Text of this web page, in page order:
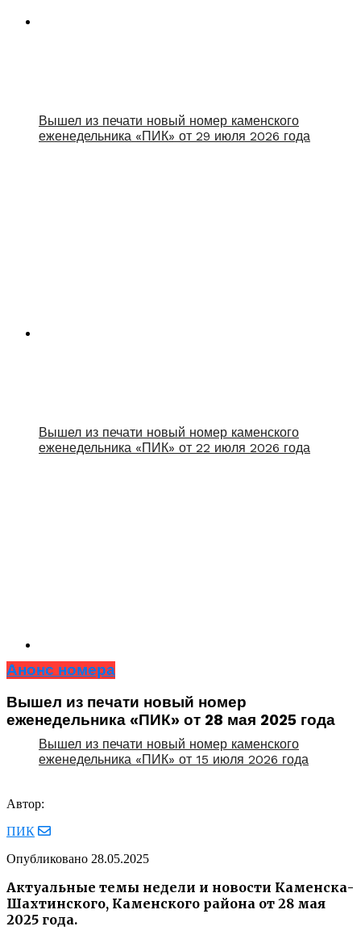
Вышел из печати новый номер каменского
еженедельника «ПИК» от 29 июля 2026 года
Вышел из печати новый номер каменского
еженедельника «ПИК» от 22 июля 2026 года
Вышел из печати новый номер каменского
еженедельника «ПИК» от 15 июля 2026 года
Анонс номера
Вышел из печати новый номер
еженедельника «ПИК» от 28 мая 2025 года
Автор:
ПИК
Опубликовано 28.05.2025
Актуальные темы недели и новости Каменска-
Шахтинского, Каменского района от 28 мая
2025 года.